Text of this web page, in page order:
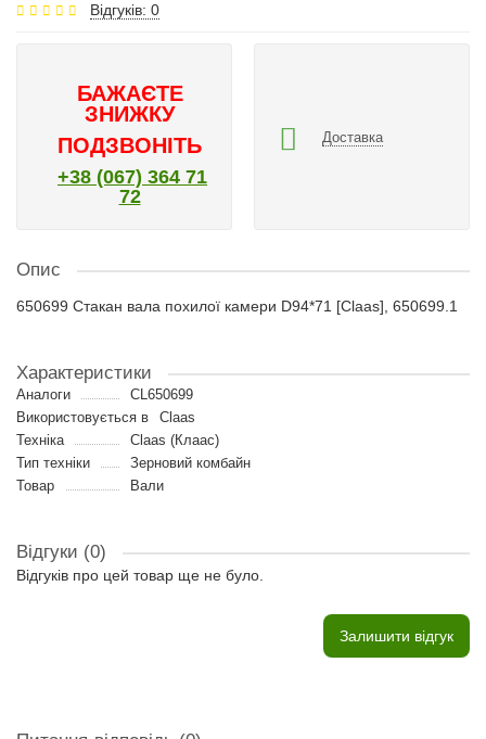
Відгуків: 0
БАЖАЄТЕ
ЗНИЖКУ
ПОДЗВОНІТЬ
+38 (067) 364 71
72
Доставка
Опис
650699 Стакан вала похилої камери D94*71 [Claas], 650699.1
Характеристики
Аналоги
CL650699
Використовується в
Claas
Техніка
Claas (Клаас)
Тип техніки
Зерновий комбайн
Товар
Вали
Відгуки (0)
Відгуків про цей товар ще не було.
Залишити відгук